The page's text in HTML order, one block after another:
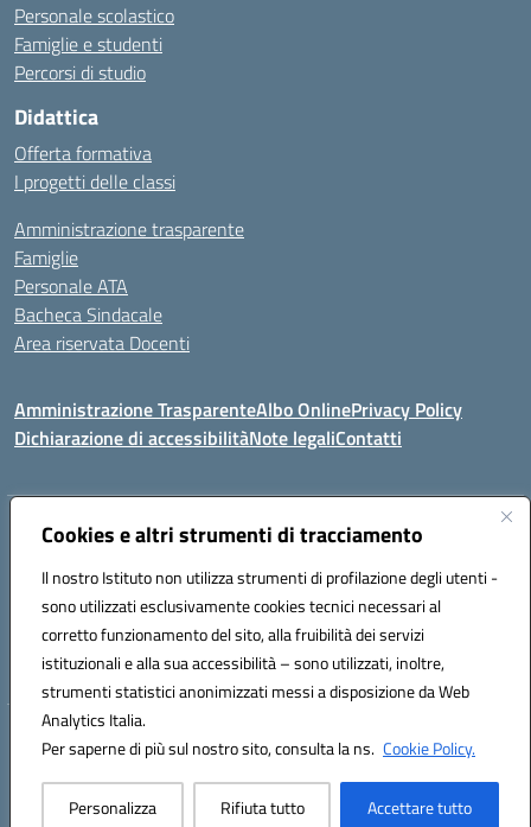
Cookies e altri strumenti di tracciamento
Il nostro Istituto non utilizza strumenti di profilazione degli utenti -
sono utilizzati esclusivamente cookies tecnici necessari al
corretto funzionamento del sito, alla fruibilità dei servizi
istituzionali e alla sua accessibilità – sono utilizzati, inoltre,
strumenti statistici anonimizzati messi a disposizione da Web
Analytics Italia.
Per saperne di più sul nostro sito, consulta la ns. Cookie Policy.
Personalizza Rifiuta tutto Accettare tutto
Personale scolastico
Famiglie e studenti
Percorsi di studio
Didattica
Offerta formativa
I progetti delle classi
Amministrazione trasparente
Famiglie
Personale ATA
Bacheca Sindacale
Area riservata Docenti
Amministrazione TrasparenteAlbo OnlinePrivacy Policy
Dichiarazione di accessibilitàNote legaliContatti
Indirizzo:C/da Santa Maria, s.n.c. – 91013 Calatafimi Segesta (TP)
Posta elettronica certificata (PEC):TPIC81300B@pec.istruzione.it
Codice fiscale: 80004430817
Codice meccanografico: TPIC81300B
Hosting & Powered by 3D Solution S.r.l.
Concept & Design by Designers Italia